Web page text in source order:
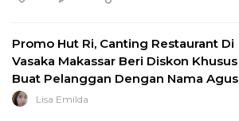
Promo Hut Ri, Canting Restaurant Di
Vasaka Makassar Beri Diskon Khusus
Buat Pelanggan Dengan Nama Agus
Lisa Emilda